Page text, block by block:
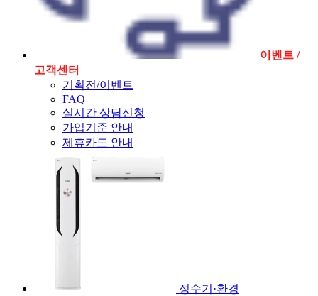
이벤트 /
고객센터
기획전/이벤트
FAQ
실시간 상담신청
가입기준 안내
제휴카드 안내
정수기·환경